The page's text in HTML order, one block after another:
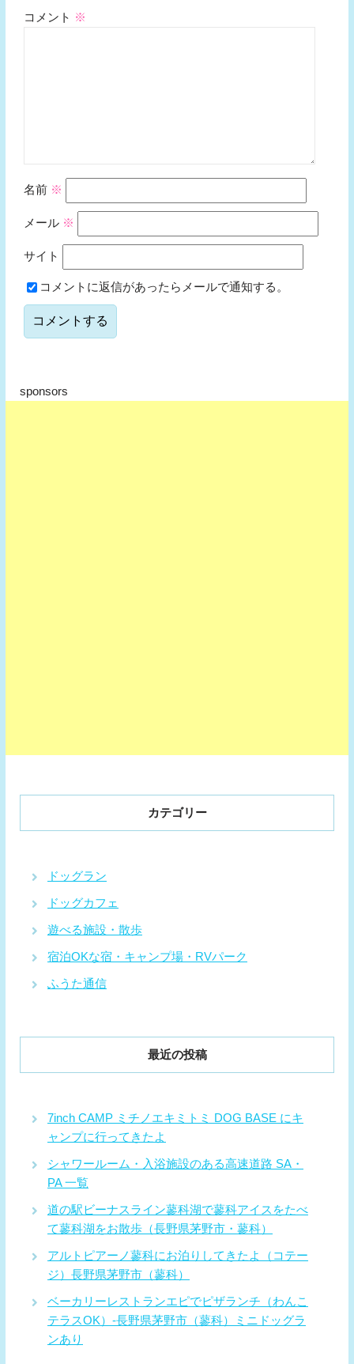
コメント ※
名前 ※
メール ※
サイト
コメントに返信があったらメールで通知する。
sponsors
カテゴリー
ドッグラン
ドッグカフェ
遊べる施設・散歩
宿泊OKな宿・キャンプ場・RVパーク
ふうた通信
最近の投稿
7inch CAMP ミチノエキミトミ DOG BASE にキ
ャンプに行ってきたよ
シャワールーム・入浴施設のある高速道路 SA・
PA 一覧
道の駅ビーナスライン蓼科湖で蓼科アイスをたべ
て蓼科湖をお散歩（長野県茅野市・蓼科）
アルトピアーノ蓼科にお泊りしてきたよ（コテー
ジ）長野県茅野市（蓼科）
ベーカリーレストランエピでピザランチ（わんこ
テラスOK）-長野県茅野市（蓼科）ミニドッグラ
ンあり